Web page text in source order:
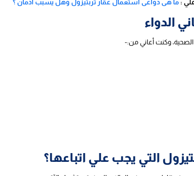
:ما هى دواعى استعمال عقار تربتيزول وهل يسبب ادمان ؟
الدواء
وكنت أعاني من:-
التي يجب علي اتباعها؟